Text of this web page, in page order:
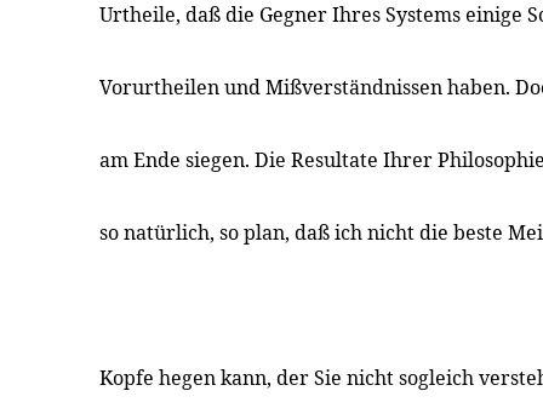
Urtheile, daß die Gegner Ihres Systems einige
Vorurtheilen und Mißverständnissen haben.
am Ende siegen. Die Resultate Ihrer
so natürlich, so plan, daß ich nicht die beste
Kopfe hegen kann, der Sie nicht sogleich